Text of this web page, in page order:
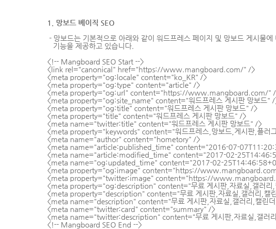
1. 망보드 베이직 SEO
- 망보드는 기본적으로 아래와 같이 워드프레스 페이지 및 망보드 게시물
기능을 제공하고 있습니다.
<!-- Mangboard SEO Start -->
<link rel="canonical" href="https://www.mangboard.com/" />
<meta property="og:locale" content="ko_KR" />
<meta property="og:type" content="article" />
<meta property="og:url" content="https://www.mangboard.com/"
<meta property="og:site_name" content="워드프레스 게시판 망보드" /
<meta property="og:title" content="워드프레스 게시판 망보드" />
<meta property="title" content="워드프레스 게시판 망보드" />
<meta name="twitter:title" content="워드프레스 게시판 망보드" />
<meta property="keywords" content="워드프레스,망보드,게시판,플러
<meta name="author" content="hometory" />
<meta name="article:published_time" content="2016-07-
<meta name="article:modified_time" content="2017-02-
<meta name="og:updated_time" content="2017-02-
<meta property="og:image" content="https://
<meta property="twitter:image" content="https://
<meta property="og:description" content="무료 게시판,자료실,갤러리,
<meta property="description" content="무료 게시판,자료실,갤러리,캘
<meta name="description" content="무료 게시판,자료실,갤러리,캘린더
<meta name="twitter:card" content="summary" />
<meta name="twitter:description" content="무료 게시판,자료실,갤러리
<!-- Mangboard SEO End -->